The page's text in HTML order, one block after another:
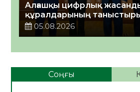
Алғашқы цифрлық
құралдарының
05.08.2026
Соңғы